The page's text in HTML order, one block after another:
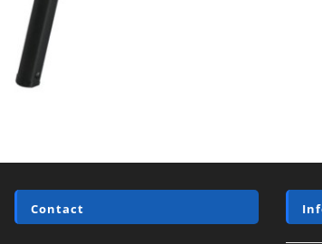
Contact